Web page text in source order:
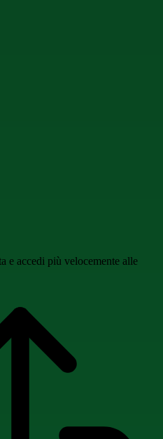
e accedi più velocemente alle